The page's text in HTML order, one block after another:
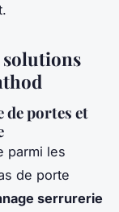
solutions
de portes et
parmi les
de porte
serrurerie